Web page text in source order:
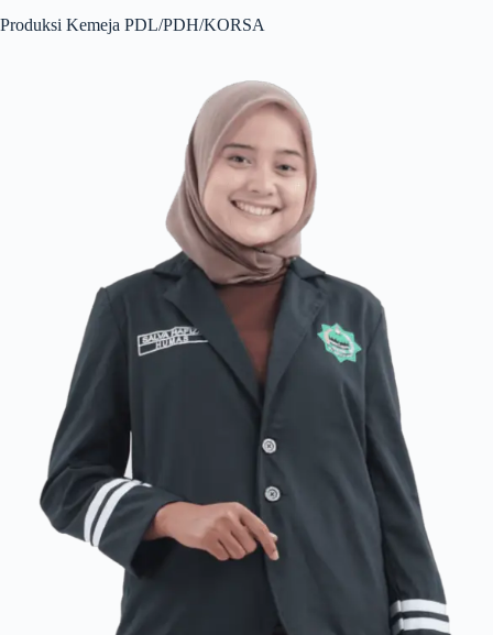
Produksi Kemeja PDL/PDH/KORSA